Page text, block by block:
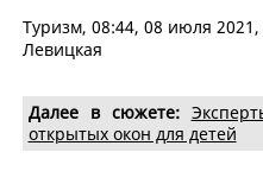
Туризм, 08:44, 08 июля 2021,
Левицкая
Далее в сюжете:
открытых окон для детей